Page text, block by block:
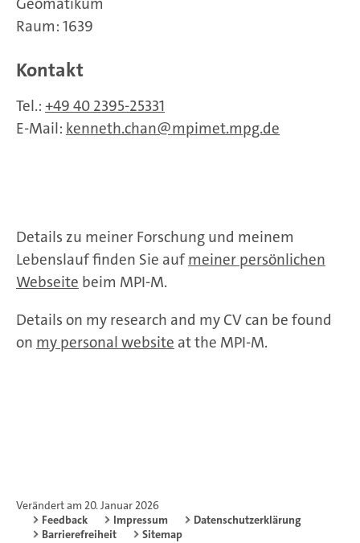
Raum: 1639
Kontakt
Tel.: +49 40 2395-25331
E-Mail: kenneth.chan mpimet.mpg.de
Details zu meiner Forschung und meinem
Lebenslauf finden Sie aufmeiner persönlichen
Webseite beim MPI-M.
Details on my research and my CV can be found
on my personal website at the MPI-M.
Verändert am 20. Januar 2026
Feedback
Impressum
Datenschutzerklärung
Barrierefreiheit
Sitemap